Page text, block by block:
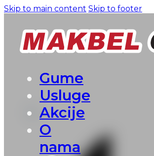
Skip to main content Skip to footer
Gume
Usluge
Akcije
O
nama